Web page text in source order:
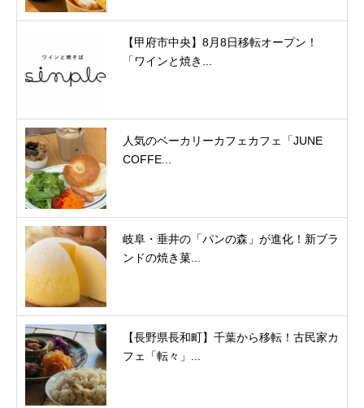
【甲府市中央】8月8日移転オープン！
「ワインと焼き...
人気のベーカリーカフェカフェ「JUNE
COFFE...
岐阜・垂井の「パンの森」が進化！新ブラ
ンドの焼き菓...
【長野県長和町】千葉から移転！古民家カ
フェ「転々」...